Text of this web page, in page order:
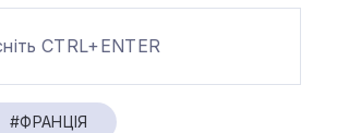
CTRL+ENTER
#ФРАНЦІЯ